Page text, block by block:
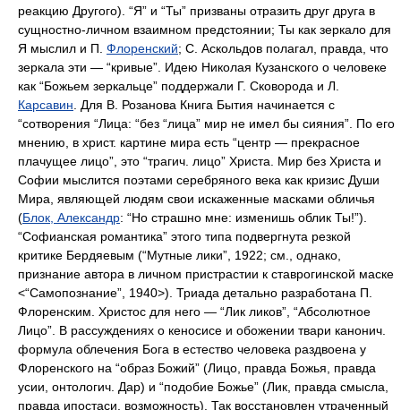
реакцию Другого). “Я” и “Ты” призваны отразить друг друга в
сущностно-личном взаимном предстоянии; Ты как зеркало для
Я мыслил и П. Флоренский; С. Аскольдов полагал, правда, что
зеркала эти — “кривые”. Идею Николая Кузанского о человеке
как “Божьем зеркальце” поддержали Г. Сковорода и Л.
Карсавин . Для В. Розанова Книга Бытия начинается с
“сотворения “Лица: “без “лица” мир не имел бы сияния”. По его
мнению, в христ. картине мира есть “центр — прекрасное
плачущее лицо”, это “трагич. лицо” Христа. Мир без Христа и
Софии мыслится поэтами серебряного века как кризис Души
Мира, являющей людям свои искаженные масками обличья
(Блок, Александр: “Но страшно мне: изменишь облик Ты!”).
“Софианская романтика” этого типа подвергнута резкой
критике Бердяевым (“Мутные лики”, 1922; см., однако,
признание автора в личном пристрастии к ставрогинской маске
<“Самопознание”, 1940>). Триада детально разработана П.
Флоренским. Христос для него — “Лик ликов”, “Абсолютное
Лицо”. В рассуждениях о кеносисе и обожении твари канонич.
формула облечения Бога в естество человека раздвоена у
Флоренского на “образ Божий” (Лицо, правда Божья, правда
усии, онтологич. Дар) и “подобие Божье” (Лик, правда смысла,
правда ипостаси, возможность). Так восстановлен утраченный